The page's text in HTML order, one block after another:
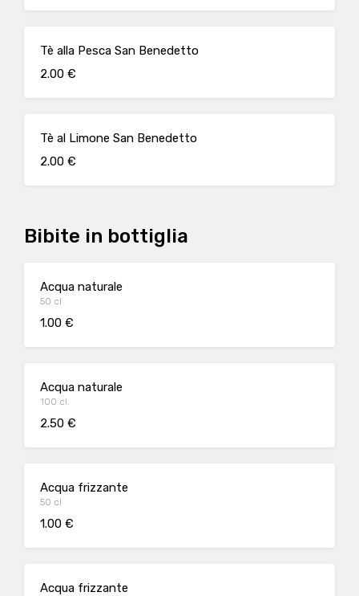
Tè alla Pesca San Benedetto
2.00 €
Tè al Limone San Benedetto
2.00 €
Bibite in bottiglia
Acqua naturale
50 cl
1.00 €
Acqua naturale
100 cl.
2.50 €
Acqua frizzante
50 cl
1.00 €
Acqua frizzante